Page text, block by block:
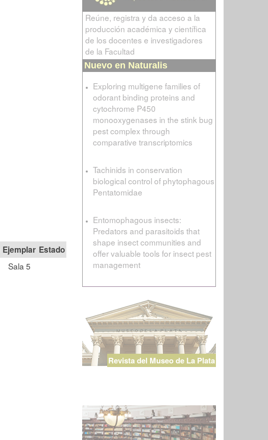
Estado
Sala 5
Reúne, registra y da acceso a la
producción académica y científica
de los docentes e investigadores
de la Facultad
Nuevo en Naturalis
Exploring multigene families of
odorant binding proteins and
cytochrome P450
monooxygenases in the stink bug
pest complex through
comparative transcriptomics
Tachinids in conservation
biological control of phytophagous
Pentatomidae
Entomophagous insects:
Predators and parasitoids that
shape insect communities and
offer valuable tools for insect pest
management
Revista del Museo de La Plata